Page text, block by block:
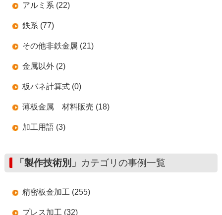
アルミ系 (22)
鉄系 (77)
その他非鉄金属 (21)
金属以外 (2)
板バネ計算式 (0)
薄板金属 材料販売 (18)
加工用語 (3)
「製作技術別」 カテゴリの事例一覧
精密板金加工 (255)
プレス加工 (32)